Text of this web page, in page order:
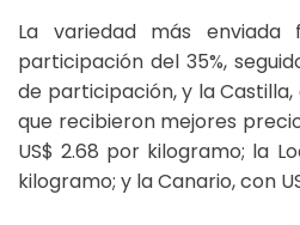
La variedad más
participación del 35%,
de participación, y la Castilla,
que recibieron mejores
US$ 2.68 por kilogramo; la
kilogramo; y la Canario, con